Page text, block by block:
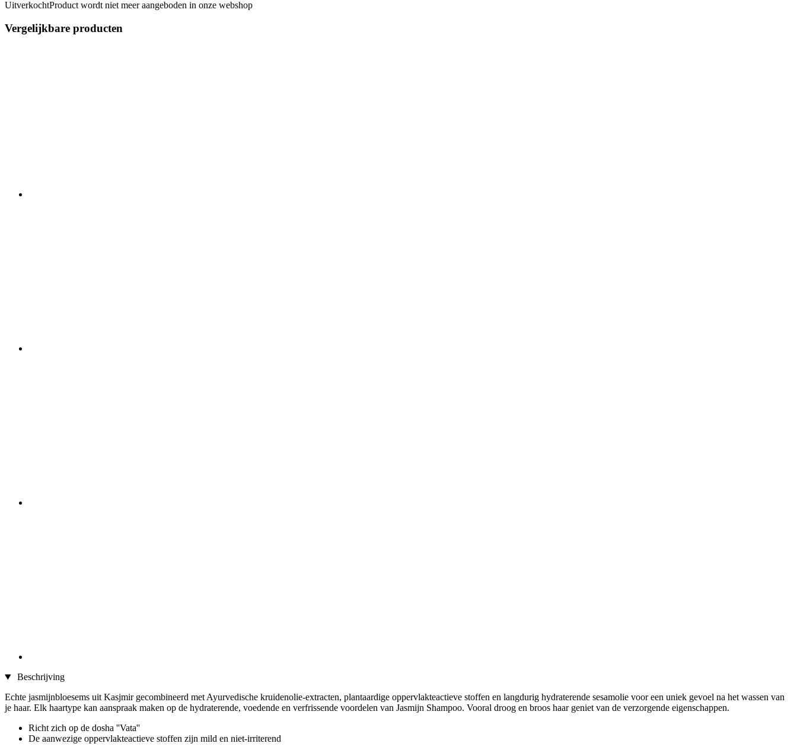
UitverkochtProduct wordt niet meer aangeboden in onze webshop
Vergelijkbare producten
Beschrijving
Echte jasmijnbloesems uit Kasjmir gecombineerd met Ayurvedische kruidenolie-extracten, plantaardige oppervlakteactieve stoffen en langdurig hydraterende sesamolie voor een uniek gevoel na het wassen van
je haar. Elk haartype kan aanspraak maken op de hydraterende, voedende en verfrissende voordelen van Jasmijn Shampoo. Vooral droog en broos haar geniet van de verzorgende eigenschappen.
Richt zich op de dosha ''Vata''
De aanwezige oppervlakteactieve stoffen zijn mild en niet-irriterend